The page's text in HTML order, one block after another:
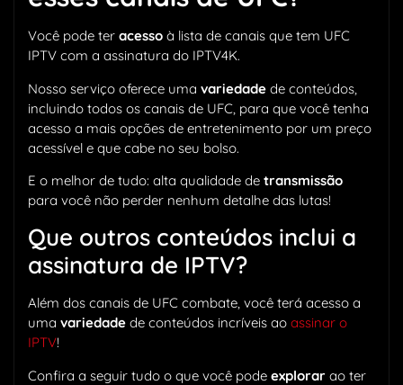
Você pode ter acesso à lista de canais que tem UFC
IPTV com a assinatura do IPTV4K.
Nosso serviço oferece uma variedade de conteúdos,
incluindo todos os canais de UFC, para que você tenha
acesso a mais opções de entretenimento por um preço
acessível e que cabe no seu bolso.
E o melhor de tudo: alta qualidade de transmissão
para você não perder nenhum detalhe das lutas!
Que outros conteúdos inclui a
assinatura de IPTV?
Além dos canais de UFC combate, você terá acesso a
uma variedade de conteúdos incríveis ao assinar o
IPTV!
Confira a seguir tudo o que você pode explorar ao ter